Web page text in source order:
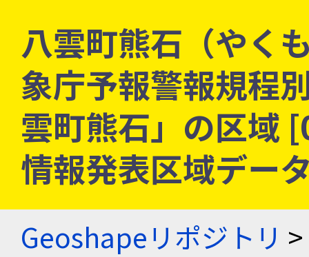
八雲町熊石（やく
象庁予報警報規程
雲町熊石」の区域
情報発表区域デー
Geoshapeリポジトリ >